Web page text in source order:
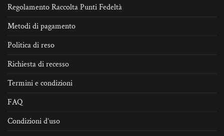
Regolamento Raccolta Punti Fedeltà
Metodi di pagamento
Politica di reso
Richiesta di recesso
Termini e condizioni
FAQ
Condizioni d’uso